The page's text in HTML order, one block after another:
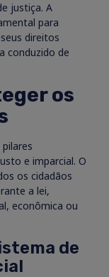
justiça. A
para
direitos
conduzido de
os
e imparcial. O
os cidadãos
a lei,
econômica ou
de